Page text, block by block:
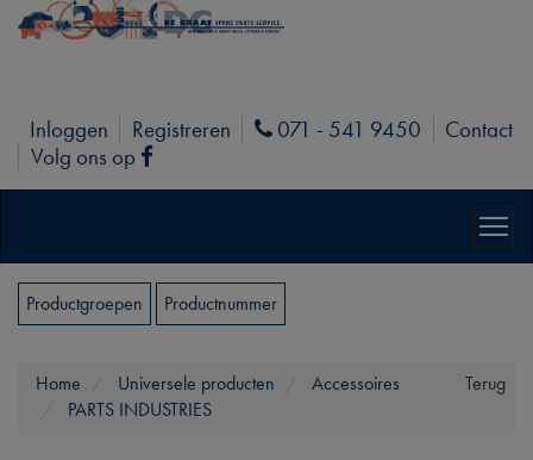
Inloggen Registreren Phone
071 - 541 9450
Contact
Volg ons op
Facebook
Productgroepen Productnummer
Terug
Home Universele producten
Accessoires
PARTS INDUSTRIES